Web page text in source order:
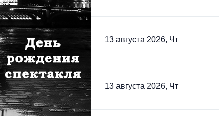
13 августа 2026, Чт
13 августа 2026, Чт